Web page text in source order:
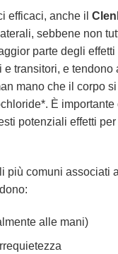
efficaci, anche il
sebbene non
parte degli
transitori, e tendono
mano che il corpo si
È importante
potenziali effetti
più comuni associati
alle mani)